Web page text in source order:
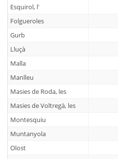
Esquirol, l'
Folgueroles
Gurb
Lluçà
Malla
Manlleu
Masies de Roda, les
Masies de Voltregà, les
Montesquiu
Muntanyola
Olost